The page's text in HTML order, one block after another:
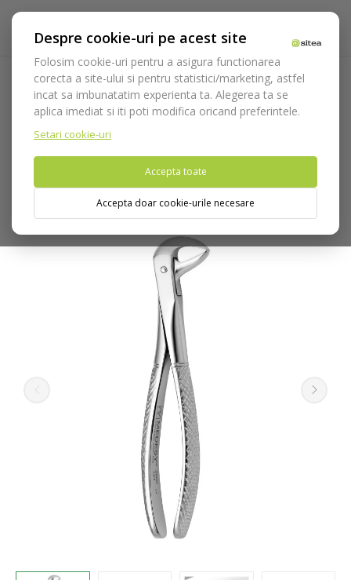
Despre cookie-uri pe acest site
Folosim cookie-uri pentru a asigura functionarea
corecta a site-ului si pentru statistici/marketing, astfel
incat sa imbunatatim experienta ta. Alegerea ta se
aplica imediat si iti poti modifica oricand preferintele.
Setari cookie-uri
Accepta toate
Accepta doar cookie-urile necesare
Acasa Instrumentar
Chirurgie si implantologie
Instrumentar extractie
Clesti Incisivi
Cleste extractie
copii cod 2500/123
Nu puteti plasa comenzi din tara din care accesati website-ul
(United States).